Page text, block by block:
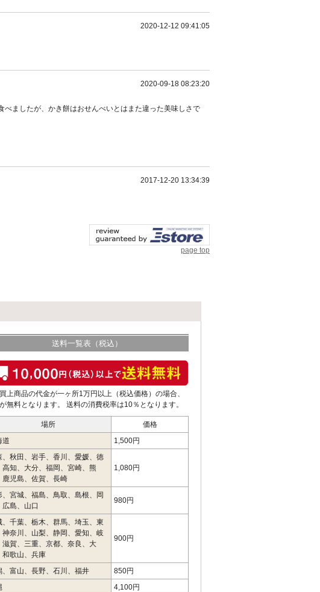
2020-12-12 09:41:05
2020-09-18 08:23:20
ましたが、かき餅はおせんべいとはまた違った美味しさで
2017-12-20 13:34:39
page top
送料一覧表（税込）
上商品の代金が一ヶ所1万円以上（税込価格）の場合、
無料となります。 送料の消費税率は10％となります。
場所
価格
道
1,500円
、秋田、岩手、香川、愛媛、徳
高知、大分、福岡、宮崎、熊
鹿児島、佐賀、長崎
1,080円
、宮城、福島、鳥取、島根、岡
広島、山口
980円
、千葉、栃木、群馬、埼玉、東
神奈川、山梨、静岡、愛知、岐
滋賀、三重、京都、奈良、大
和歌山、兵庫
900円
、富山、長野、石川、福井
850円
4,100円